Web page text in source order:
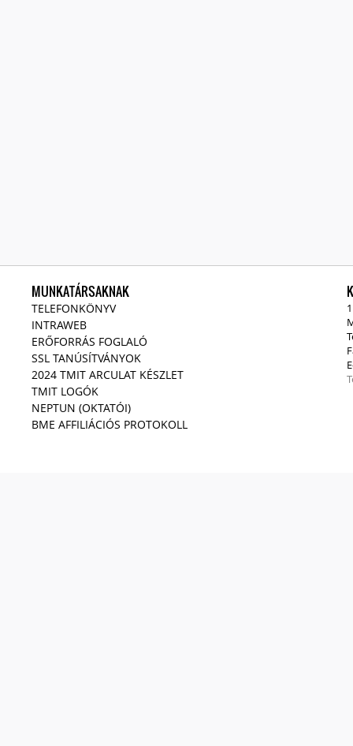
MUNKATÁRSAKNAK
TELEFONKÖNYV
INTRAWEB
ERŐFORRÁS FOGLALÓ
SSL TANÚSÍTVÁNYOK
2024 TMIT ARCULAT KÉSZLET
TMIT LOGÓK
NEPTUN (OKTATÓI)
BME AFFILIÁCIÓS PROTOKOLL